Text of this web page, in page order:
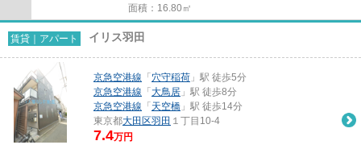
面積：16.80㎡
賃貸｜アパート イリス羽田
京急空港線 「 穴守稲荷 」駅 徒歩5分
京急空港線 「 大鳥居 」駅 徒歩8分
京急空港線 「 天空橋 」駅 徒歩14分
東京都大田区羽田 １丁目10-4
7.4万円